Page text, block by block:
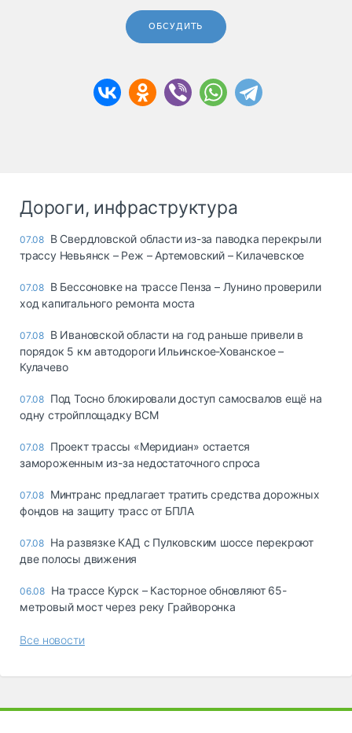
ОБСУДИТЬ
Дороги, инфраструктура
07.08 В Свердловской области из-за паводка перекрыли
трассу Невьянск – Реж – Артемовский – Килачевское
07.08 В Бессоновке на трассе Пенза – Лунино проверили
ход капитального ремонта моста
07.08 В Ивановской области на год раньше привели в
порядок 5 км автодороги Ильинское-Хованское –
Кулачево
07.08 Под Тосно блокировали доступ самосвалов ещё на
одну стройплощадку ВСМ
07.08 Проект трассы «Меридиан» остается
замороженным из-за недостаточного спроса
07.08 Минтранс предлагает тратить средства дорожных
фондов на защиту трасс от БПЛА
07.08 На развязке КАД с Пулковским шоссе перекроют
две полосы движения
06.08 На трассе Курск – Касторное обновляют 65-
метровый мост через реку Грайворонка
Все новости